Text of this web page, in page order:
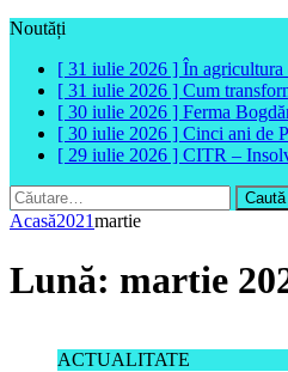
Noutăți
[ 31 iulie 2026 ] În agricultura
[ 31 iulie 2026 ] Cum
[ 30 iulie 2026 ] Ferma
[ 30 iulie 2026 ] Cinci ani de
[ 29 iulie 2026 ] CITR –
Caută
după:
Acasă2021martie
Lună: martie
ACTUALITATE